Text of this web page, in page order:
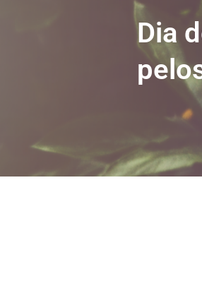
Dia